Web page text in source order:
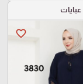
عبايات
favorite_border